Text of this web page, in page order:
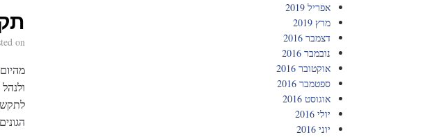
on
אפריל 2019
מרץ 2019
דצמבר 2016
נובמבר 2016
אוקטובר 2016
ספטמבר 2016
אוגוסט 2016
יולי 2016
יוני 2016